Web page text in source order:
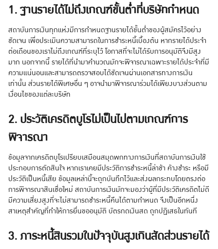
1. ฐานรายได้ไม่ถึงเกณฑ์ขั้นต่ำที่บริษัทกำหนด
สถาบันการเงินทุกแห่งมีการกำหนดฐานรายได้ขั้นต่ำของผู้สมัครไว้อย่าง
ชัดเจน เพื่อประเมินความสามารถในการชำระหนี้เบื้องต้น หากรายได้ประจำ
ต่อเดือนของเราไม่ถึงเกณฑ์ที่ระบุไว้ โอกาสที่จะไม่ได้รับการอนุมัติจึงมีสูง
มาก นอกจากนี้ รายได้ที่นำมาคำนวณมักจะพิจารณาเฉพาะรายได้ประจำที่มี
ความแน่นอนและสามารถตรวจสอบได้ชัดเจนผ่านเอกสารทางการเงิน
เท่านั้น ส่วนรายได้พิเศษอื่น ๆ อาจนำมาพิจารณาร่วมได้เพียงบางส่วนตาม
เงื่อนไขของแต่ละบริษัท
2. ประวัติเครดิตบูโรไม่เป็นไปตามเกณฑ์การ
พิจารณา
ข้อมูลจากเครดิตบูโรเปรียบเสมือนสมุดพกทางการเงินที่สถาบันการเงินใช้
ประกอบการตัดสินใจ หากเราเคยมีประวัติการชำระหนี้ล่าช้า ค้างชำระ หรือมี
ประวัติเป็นหนี้เสีย ข้อมูลเหล่านี้จะถูกบันทึกไว้และส่งผลกระทบโดยตรงต่อ
การพิจารณาสินเชื่อใหม่ สถาบันการเงินมักจะมองว่าผู้ที่มีประวัติเครดิตไม่ดี
มีความเสี่ยงสูงที่จะไม่สามารถชำระหนี้คืนได้ตามกำหนด จึงเป็นอีกหนึ่ง
สาเหตุสำคัญที่ทำให้การยื่นขออนุมัติ บัตรกดเงินสด ถูกปฏิเสธในทันที
3. ภาระหนี้สินรวมในปัจจุบันสูงเกินสัดส่วนรายได้